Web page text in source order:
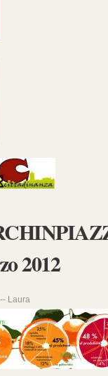
2012
Laura